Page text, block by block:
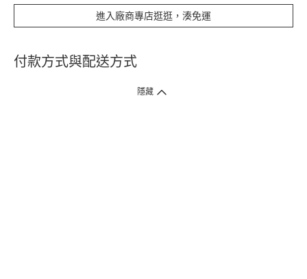
進入廠商專店逛逛，湊免運
付款方式與配送方式
隱藏